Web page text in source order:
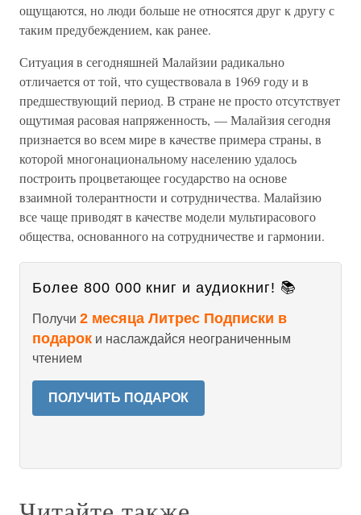
ощущаются, но люди больше не относятся друг к другу с
таким предубеждением, как ранее.
Ситуация в сегодняшней Малайзии радикально
отличается от той, что существовала в 1969 году и в
предшествующий период. В стране не просто отсутствует
ощутимая расовая напряженность, — Малайзия сегодня
признается во всем мире в качестве примера страны, в
которой многонациональному населению удалось
построить процветающее государство на основе
взаимной толерантности и сотрудничества. Малайзию
все чаще приводят в качестве модели мультирасового
общества, основанного на сотрудничестве и гармонии.
Более 800 000 книг и аудиокниг! 📚
Получи 2 месяца Литрес Подписки в
подарок и наслаждайся неограниченным
чтением
ПОЛУЧИТЬ ПОДАРОК